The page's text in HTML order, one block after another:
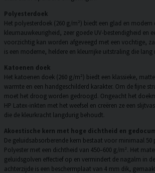
Polyesterdoek
Het polyesterdoek (260 g/m²) biedt een glad en
kleurnauwkeurigheid, zeer goede UV-bestendigheid en
voorzichtig kan worden afgeveegd met een vochtige,
is een moderne, heldere en kleurrijke uitstraling die lang
Katoenen doek
Het katoenen doek (260 g/m²) biedt een klassieke,
warmte en een handgeschilderd karakter. Om de fijne
moet het droog worden gedroogd. Ongeacht het
HP Latex-inkten met het weefsel en creëren ze een
die de kleurkracht langdurig behoudt.
Akoestische kern met hoge dichtheid en
De geluidsabsorberende kern bestaat voor minimaal 50
Polyester met een dichtheid van 450–600 g/m². Het
geluidsgolven effectief op en vermindert de nagalm in
achterzijde is een beschermplaat van 4 mm dik,